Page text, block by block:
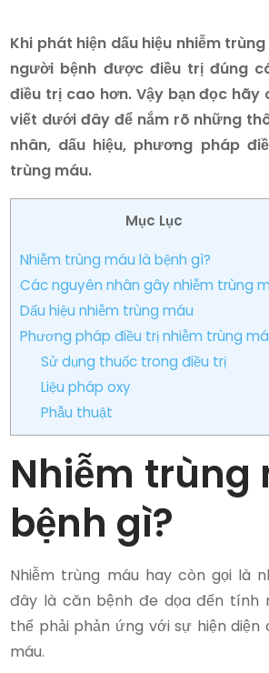
Khi phát hiện dấu hiệu nhiễm
người bệnh được điều trị đúng
điều trị cao hơn. Vậy bạn đọc
viết dưới đây để nắm rõ những
nhân, dấu hiệu, phương pháp
trùng máu.
Mục Lục
Nhiễm trùng máu là bệnh gì?
Các nguyên nhân gây nhiễm trùng
Dấu hiệu nhiễm trùng máu
Phương pháp điều trị nhiễm trùng
Sử dụng thuốc trong điều trị
Liệu pháp oxy
Phẫu thuật
Nhiễm trùng
bệnh gì?
Nhiễm trùng máu hay còn gọi là
đây là căn bệnh đe dọa đến tính
thể phải phản ứng với sự hiện
máu.